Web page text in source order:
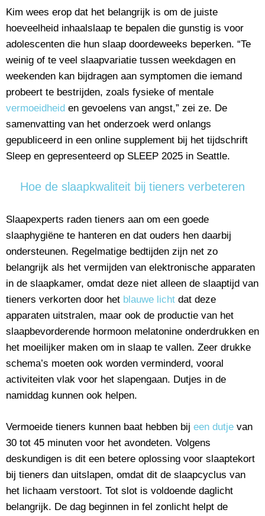
Kim wees erop dat het belangrijk is om de juiste
hoeveelheid inhaalslaap te bepalen die gunstig is voor
adolescenten die hun slaap doordeweeks beperken. “Te
weinig of te veel slaapvariatie tussen weekdagen en
weekenden kan bijdragen aan symptomen die iemand
probeert te bestrijden, zoals fysieke of mentale
vermoeidheid en gevoelens van angst,” zei ze. De
samenvatting van het onderzoek werd onlangs
gepubliceerd in een online supplement bij het tijdschrift
Sleep en gepresenteerd op SLEEP 2025 in Seattle.
Hoe de slaapkwaliteit bij tieners verbeteren
Slaapexperts raden tieners aan om een goede
slaaphygiëne te hanteren en dat ouders hen daarbij
ondersteunen. Regelmatige bedtijden zijn net zo
belangrijk als het vermijden van elektronische apparaten
in de slaapkamer, omdat deze niet alleen de slaaptijd van
tieners verkorten door het blauwe licht dat deze
apparaten uitstralen, maar ook de productie van het
slaapbevorderende hormoon melatonine onderdrukken en
het moeilijker maken om in slaap te vallen. Zeer drukke
schema’s moeten ook worden verminderd, vooral
activiteiten vlak voor het slapengaan. Dutjes in de
namiddag kunnen ook helpen.
Vermoeide tieners kunnen baat hebben bij een dutje van
30 tot 45 minuten voor het avondeten. Volgens
deskundigen is dit een betere oplossing voor slaaptekort
bij tieners dan uitslapen, omdat dit de slaapcyclus van
het lichaam verstoort. Tot slot is voldoende daglicht
belangrijk. De dag beginnen in fel zonlicht helpt de